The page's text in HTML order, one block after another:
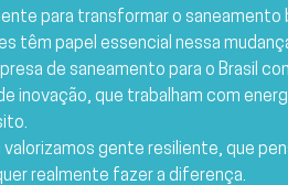
para transformar o saneamento
têm papel essencial nessa
de saneamento para o Brasil
inovação, que trabalham com
valorizamos gente resiliente, que
realmente fazer a diferença.